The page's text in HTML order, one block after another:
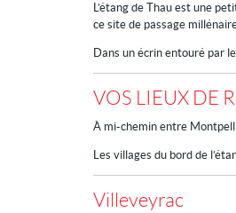
L’étang de Thau est une
ce site de passage
Dans un écrin entouré par
VOS LIEUX DE
À mi-chemin entre
Les villages du bord de
Villeveyrac